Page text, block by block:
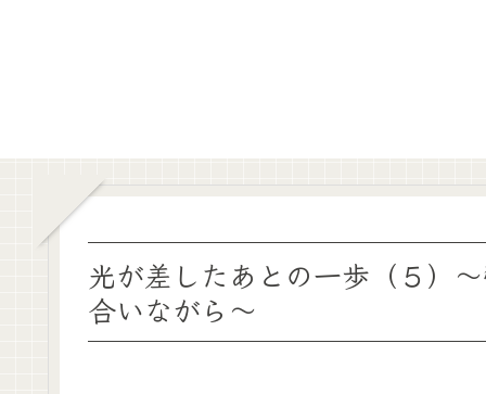
光が差したあとの一歩（５）
合いながら〜